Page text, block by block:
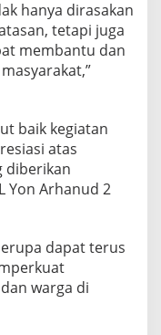
hanya dirasakan
tetapi juga
membantu dan
baik kegiatan
atas
diberikan
Yon Arhanud 2
dapat terus
warga di